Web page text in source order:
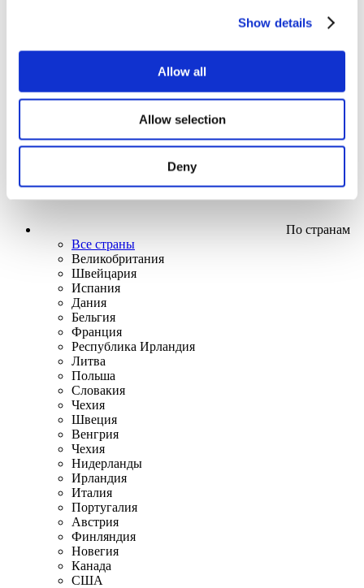
Show details
Allow all
Allow selection
Deny
Без поджанра
Применить
По странам
Все страны
Великобритания
Швейцария
Испания
Дания
Бельгия
Франция
Республика Ирландия
Литва
Польша
Словакия
Чехия
Швеция
Венгрия
Чехия
Нидерланды
Ирландия
Италия
Португалия
Австрия
Финляндия
Новегия
Канада
США